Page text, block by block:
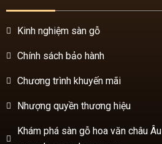
Kinh nghiệm sàn gỗ
Chính sách bảo hành
Chương trình khuyến mãi
Nhượng quyền thương hiệu
Khám phá sàn gỗ hoa văn châu Âu